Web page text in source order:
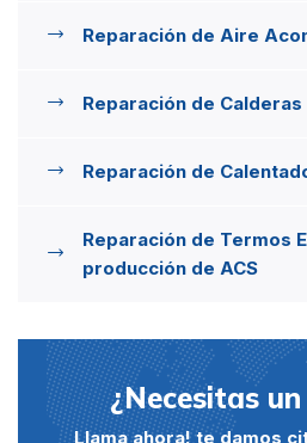
Reparación de Aire
Reparación de Calderas
Reparación de
Reparación de Termos
producción de ACS
¿Necesitas un
Llama ahora! te damos